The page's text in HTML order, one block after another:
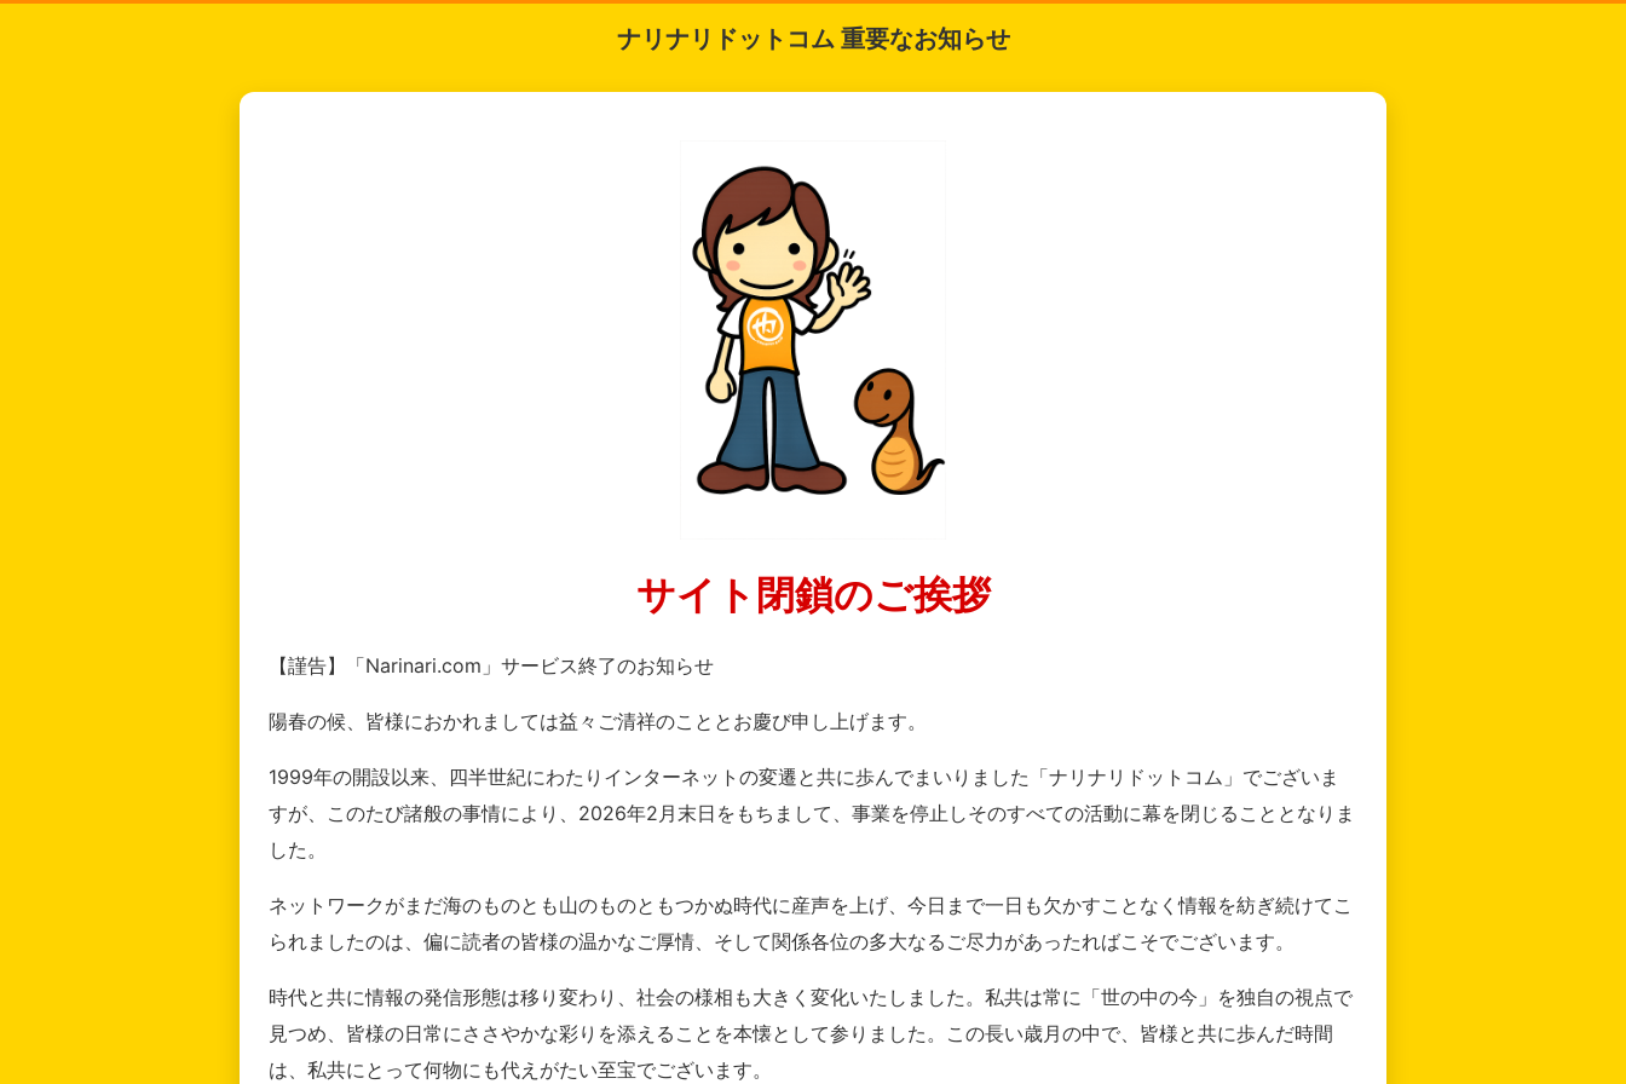
ナリナリドットコム 重要なお知らせ
サイト閉鎖のご挨拶
【謹告】「Narinari.com」サービス終了のお知らせ
陽春の候、皆様におかれましては益々ご清祥のこととお慶び申し上げます。
1999年の開設以来、四半世紀にわたりインターネットの変遷と共に歩んでまいりました「ナリナリドットコム」でございま
すが、このたび諸般の事情により、2026年2月末日をもちまして、事業を停止しそのすべての活動に幕を閉じることとなりま
した。
ネットワークがまだ海のものとも山のものともつかぬ時代に産声を上げ、今日まで一日も欠かすことなく情報を紡ぎ続けてこ
られましたのは、偏に読者の皆様の温かなご厚情、そして関係各位の多大なるご尽力があったればこそでございます。
時代と共に情報の発信形態は移り変わり、社会の様相も大きく変化いたしました。私共は常に「世の中の今」を独自の視点で
見つめ、皆様の日常にささやかな彩りを添えることを本懐として参りました。この長い歳月の中で、皆様と共に歩んだ時間
は、私共にとって何物にも代えがたい至宝でございます。